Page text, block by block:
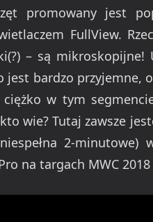
promowany jest
FullView.
– są
jest bardzo przyjemne,
w tym
wie? Tutaj zawsze
2-
na targach MWC